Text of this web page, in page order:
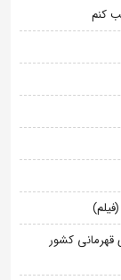
کنم
قهرمانی کشور